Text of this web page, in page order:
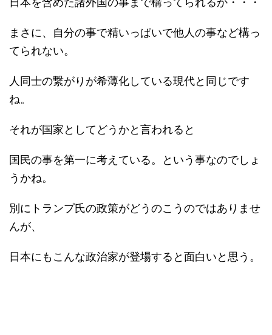
まさに、自分の事で精いっぱいで他人の事など構っ
てられない。
人同士の繋がりが希薄化している現代と同じです
ね。
それが国家としてどうかと言われると
国民の事を第一に考えている。という事なのでしょ
うかね。
別にトランプ氏の政策がどうのこうのではありませ
んが、
日本にもこんな政治家が登場すると面白いと思う。